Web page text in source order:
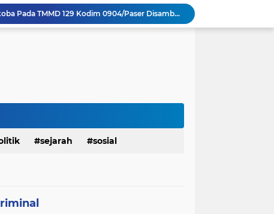
Sosialisasi Bahaya Narkoba Pada TMMD 129 Kodim 0904/Paser Disambut Positif
Babinsa Hadir di Posyandu Cenderawasih, Wujud Sinergi TNI Dukung Kesehatan Masyarakat
Dimulai dari Rumah hingga Lingkungan Sekolah
sejarah sosial